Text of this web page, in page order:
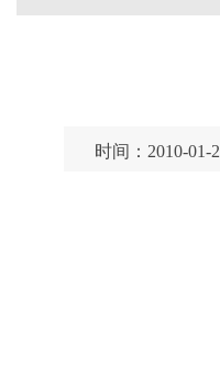
时间：2010-01-